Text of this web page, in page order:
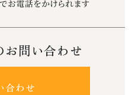
お問い合わせ
合わせ